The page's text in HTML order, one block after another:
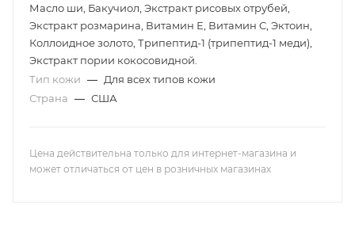
Масло ши, Бакучиол, Экстракт рисовых отрубей,
Экстракт розмарина, Витамин Е, Витамин C, Эктоин,
Коллоидное золото, Трипептид-1 (трипептид-1 меди),
Экстракт пории кокосовидной.
Тип кожи — Для всех типов кожи
Страна — США
Цена действительна только для интернет-магазина и
может отличаться от цен в розничных магазинах